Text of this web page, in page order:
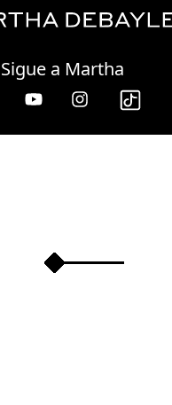
Sigue a Martha